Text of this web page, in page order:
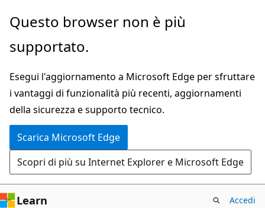
Ignora
passa
contenuto
principale
Questo browser non è più
supportato.
Esegui l'aggiornamento a Microsoft Edge per sfruttare
i vantaggi di funzionalità più recenti, aggiornamenti
della sicurezza e supporto tecnico.
Scarica Microsoft Edge
Scopri di più su Internet Explorer e Microsoft Edge
Learn Accedi